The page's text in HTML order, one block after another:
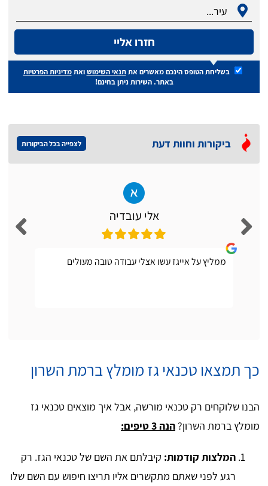
חזרו אליי
בשליחת הטופס הינכם מאשרים אתתנאי השימושואתמדיניות הפרטיות
באתר. השירות ניתן בחינם!
ביקורות וחוות דעת לצפייה בכל הביקורות
אלי עובדיה
ממליץ על אייגז עשו אצלי עבודה טובה מעולים
כך תמצאו טכנאי גז מומלץ ברמת השרון
הבנו שלוקחים רק טכנאי מורשה, אבל איך מוצאים טכנאי גז
מומלץ ברמת השרון? הנה 3 טיפים:
המלצות קודמות: קיבלתם את השם של טכנאי הגז. רק
רגע לפני שאתם מתקשרים אליו תריצו חיפוש עם השם שלו